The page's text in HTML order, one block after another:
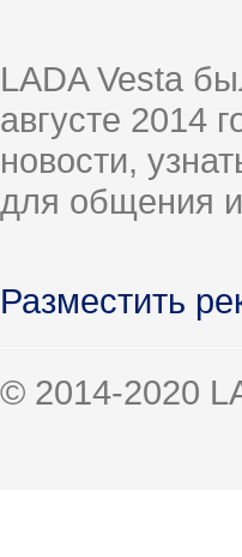
LADA Vesta
августе 2014
новости,
для общения
Разместить
© 2014-2020